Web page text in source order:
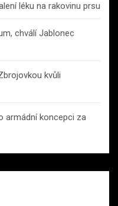
léku na rakovinu prsu
chválí Jablonec
kvůli
armádní koncepci za